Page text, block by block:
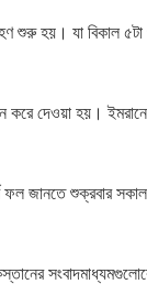
শুরু হয়। যা বিকাল
করে দেওয়া হয়।
জানতে শুক্রবার